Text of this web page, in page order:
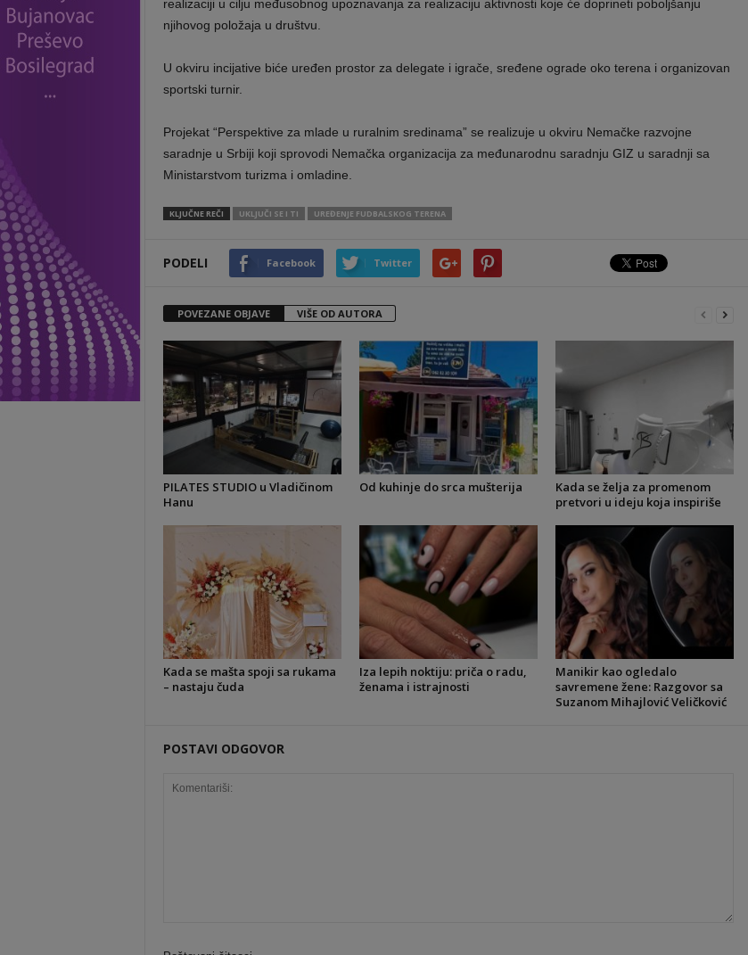
realizaciji u cilju međusobnog upoznavanja za realizaciju aktivnosti koje će doprineti poboljšanju
njihovog položaja u društvu.
U okviru incijative biće uređen prostor za delegate i igrače, sređene ograde oko terena i organizovan
sportski turnir.
Projekat “Perspektive za mlade u ruralnim sredinama” se realizuje u okviru Nemačke razvojne
saradnje u Srbiji koji sprovodi Nemačka organizacija za međunarodnu saradnju GIZ u saradnji sa
Ministarstvom turizma i omladine.
KLJUČNE REČI UKLJUČI SE I TI UREĐENJE FUDBALSKOG TERENA
PODELI Facebook Twitter
POVEZANE OBJAVE VIŠE OD AUTORA
PILATES STUDIO u Vladičinom
Hanu
Od kuhinje do srca mušterija
Kada se želja za promenom
pretvori u ideju koja inspiriše
Kada se mašta spoji sa rukama
– nastaju čuda
Iza lepih noktiju: priča o radu,
ženama i istrajnosti
Manikir kao ogledalo
savremene žene: Razgovor sa
Suzanom Mihajlović Veličković
POSTAVI ODGOVOR